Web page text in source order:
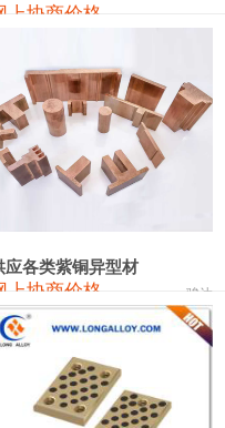
113,610
113,800 1,050
109,500
26,300 100
100
24,200
上协商价格
应各类紫铜异型材
上协商价格 骏达